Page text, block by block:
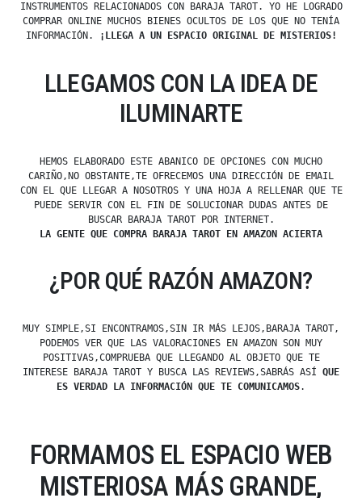
INSTRUMENTOS RELACIONADOS CON BARAJA TAROT. YO HE LOGRADO
COMPRAR ONLINE MUCHOS BIENES OCULTOS DE LOS QUE NO TENÍA
INFORMACIÓN.
¡LLEGA A UN ESPACIO ORIGINAL DE MISTERIOS!
LLEGAMOS CON LA IDEA DE
ILUMINARTE
HEMOS ELABORADO ESTE ABANICO DE OPCIONES CON MUCHO
CARIÑO,NO OBSTANTE,TE OFRECEMOS UNA DIRECCIÓN DE EMAIL
CON EL QUE LLEGAR A NOSOTROS Y UNA HOJA A RELLENAR QUE TE
PUEDE SERVIR CON EL FIN DE SOLUCIONAR DUDAS ANTES DE
BUSCAR BARAJA TAROT POR INTERNET.
LA GENTE QUE COMPRA BARAJA TAROT EN AMAZON ACIERTA
¿POR QUÉ RAZÓN AMAZON?
MUY SIMPLE,SI ENCONTRAMOS,SIN IR MÁS LEJOS,BARAJA TAROT,
PODEMOS VER QUE LAS VALORACIONES EN AMAZON SON MUY
POSITIVAS,COMPRUEBA QUE LLEGANDO AL OBJETO QUE TE
INTERESE BARAJA TAROT Y BUSCA LAS REVIEWS,SABRÁS ASÍ QUE
ES VERDAD LA INFORMACIÓN QUE TE COMUNICAMOS.
FORMAMOS EL ESPACIO WEB
MISTERIOSA MÁS GRANDE,